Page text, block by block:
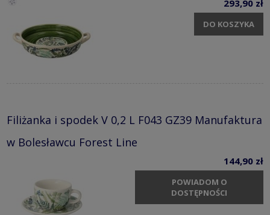
293,90 zł
DO KOSZYKA
Filiżanka i spodek V 0,2 L F043 GZ39 Manufaktura
w Bolesławcu Forest Line
144,90 zł
POWIADOM O
DOSTĘPNOŚCI